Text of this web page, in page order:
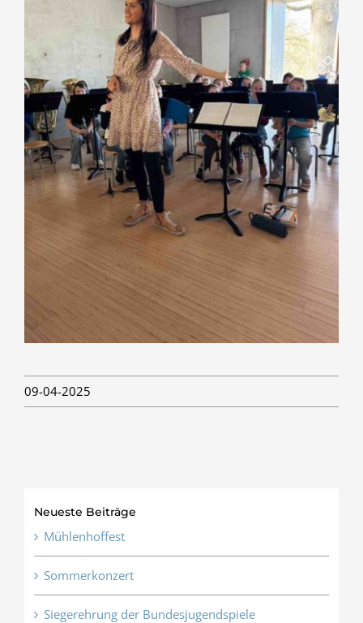
09-04-2025
Neueste Beiträge
Mühlenhoffest
Sommerkonzert
Siegerehrung der Bundesjugendspiele